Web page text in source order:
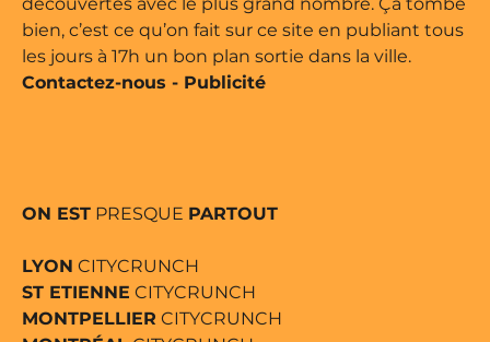
bien, c’est ce qu’on fait sur ce site en publiant tous
les jours à 17h un bon plan sortie dans la ville.
Contactez-nous - Publicité
ON EST PRESQUE PARTOUT
LYON CITYCRUNCH
ST ETIENNE CITYCRUNCH
MONTPELLIER CITYCRUNCH